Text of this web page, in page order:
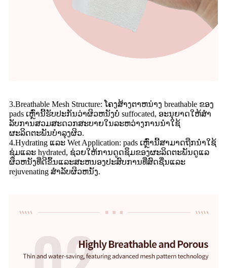
3.Breathable Mesh Structure: ໂຄງສ້າງຕາຫນ່າງ breathable ຂອງ
pads ເຫຼົ່ານີ້ຮັບປະກັນວ່າຜິວຫນັງບໍ່ suffocated, ອະນຸຍາດໃຫ້ສໍາ
ລັບການສວມສະດວກສະບາຍໃນລະຫວ່າງການນໍາໃຊ້
ຜະລິດຕະພັນບໍາລຸງຜິວ.
4.Hydrating ແລະ Wet Application: pads ເຫຼົ່ານີ້ສາມາດຖືກນໍາໃຊ້
ຊຸ່ມແລະ hydrated, ຊ່ວຍໃຫ້ການດູດຊຶມຂອງຜະລິດຕະພັນດູແລ
ຜິວຫນັງທີ່ດີຂຶ້ນແລະສະຫນອງປະສົບການທີ່ສົດຊື່ນແລະ
rejuvenating ສໍາລັບຜິວຫນັງ.